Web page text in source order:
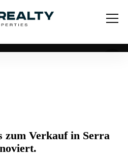
zum Verkauf in Serra